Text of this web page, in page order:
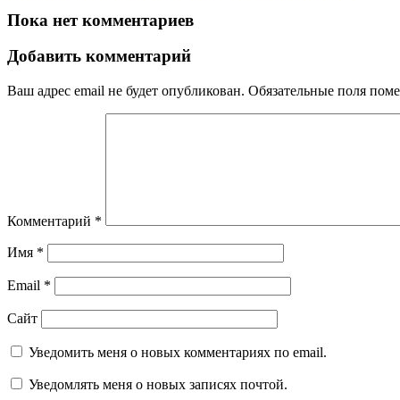
Пока нет комментариев
Добавить комментарий
Ваш адрес email не будет опубликован. Обязательные поля
Комментарий *
Имя *
Email *
Сайт
Уведомить меня о новых комментариях по email.
Уведомлять меня о новых записях почтой.